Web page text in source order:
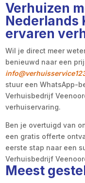
Verhuizen
Nederlands
ervaren
Wil je direct meer
benieuwd naar een
stuur een WhatsApp-
Verhuisbedrijf
verhuiservaring.
Ben je overtuigd van
een gratis offerte
eerste stap naar een
Verhuisbedrijf
Meest